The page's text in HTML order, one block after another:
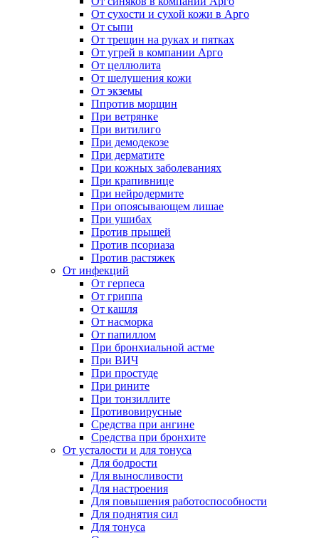
От сухости и сухой кожи в Арго
От сыпи
От трещин на руках и пятках
От угрей в компании Арго
От целлюлита
От шелушения кожи
От экземы
Ппротив морщин
При ветрянке
При витилиго
При демодекозе
При дерматите
При кожных заболеваниях
При крапивнице
При нейродермите
При опоясывающем лишае
При ушибах
Против прыщей
Против псориаза
Против растяжек
От инфекций
От герпеса
От гриппа
От кашля
От насморка
От папиллом
При бронхиальной астме
При ВИЧ
При простуде
При рините
При тонзиллите
Противовирусные
Средства при ангине
Средства при бронхите
От усталости и для тонуса
Для бодрости
Для выносливости
Для настроения
Для повышения работоспособности
Для поднятия сил
Для тонуса